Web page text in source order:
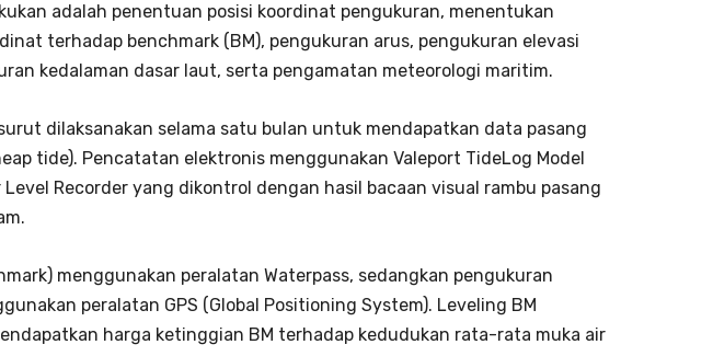
adalah penentuan posisi koordinat pengukuran, menentukan
terhadap benchmark (BM), pengukuran arus, pengukuran elevasi
kedalaman dasar laut, serta pengamatan meteorologi maritim.
dilaksanakan selama satu bulan untuk mendapatkan data pasang
tide). Pencatatan elektronis menggunakan Valeport TideLog Model
Level Recorder yang dikontrol dengan hasil bacaan visual rambu pasang
menggunakan peralatan Waterpass, sedangkan pengukuran
peralatan GPS (Global Positioning System). Leveling BM
harga ketinggian BM terhadap kedudukan rata-rata muka air